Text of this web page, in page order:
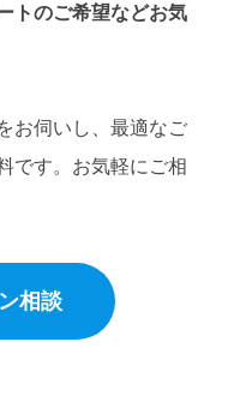
トのご希望などお気
お伺いし、最適なご
です。お気軽にご相
相談